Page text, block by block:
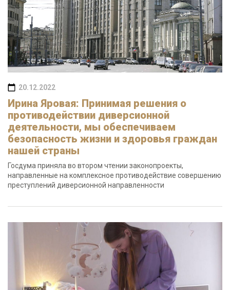
20.12.2022
Ирина Яровая: Принимая решения о
противодействии диверсионной
деятельности, мы обеспечиваем
безопасность жизни и здоровья граждан
нашей страны
Госдума приняла во втором чтении законопроекты,
направленные на комплексное противодействие совершению
преступлений диверсионной направленности